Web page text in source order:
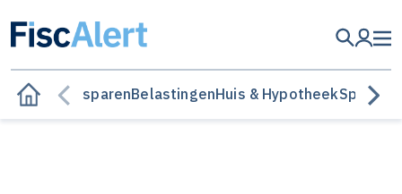
BesparenBelastingenHuis & HypotheekSparen